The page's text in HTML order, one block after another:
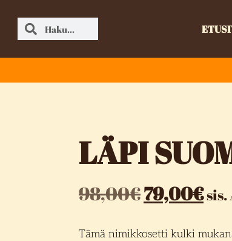
LÄPI
98,00€79,00€sis.
Tämä nimikkosetti kulki